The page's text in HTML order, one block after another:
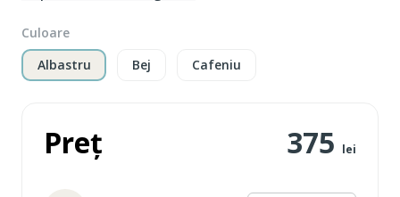
Culoare
Albastru
Bej Cafeniu
Preț 375 lei